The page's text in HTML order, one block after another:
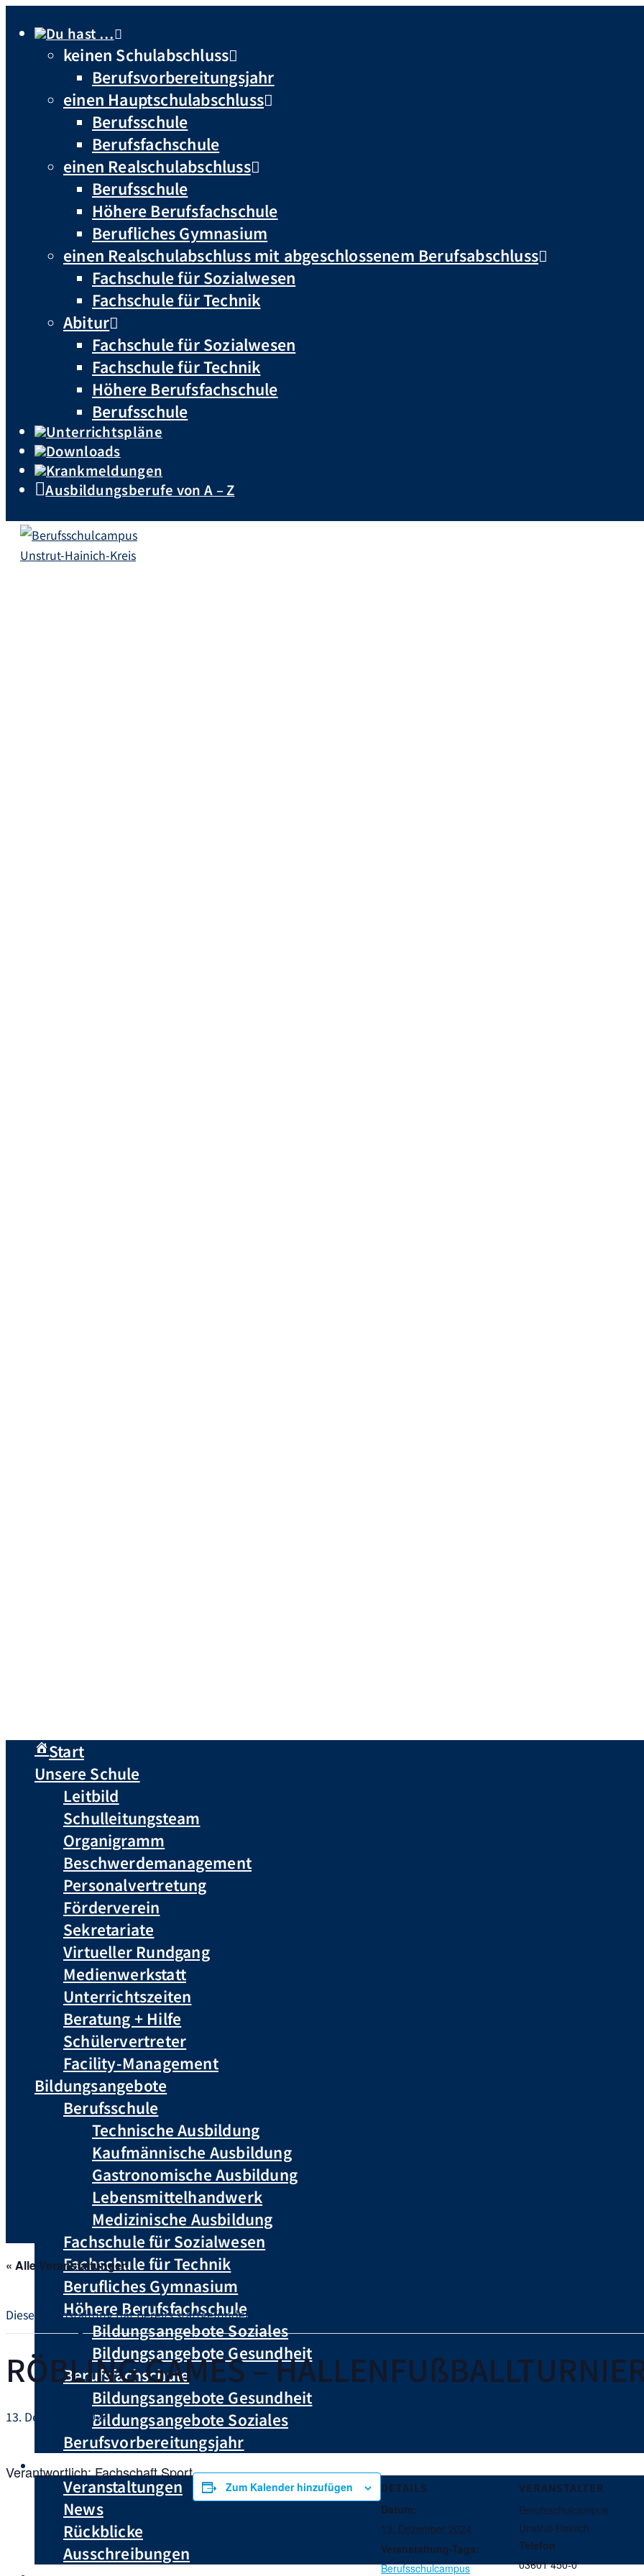
Du hast …
keinen Schulabschluss
Berufsvorbereitungsjahr
einen Hauptschulabschluss
Berufsschule
Berufsfachschule
einen Realschulabschluss
Berufsschule
Höhere Berufsfachschule
Berufliches Gymnasium
einen Realschulabschluss mit abgeschlossenem Berufsabschluss
Fachschule für Sozialwesen
Fachschule für Technik
Abitur
Fachschule für Sozialwesen
Fachschule für Technik
Höhere Berufsfachschule
Berufsschule
Unterrichtspläne
Downloads
Krankmeldungen
Ausbildungsberufe von A – Z
Start
Unsere Schule
Leitbild
Schulleitungsteam
Organigramm
Beschwerdemanagement
Personalvertretung
Förderverein
Sekretariate
Virtueller Rundgang
Medienwerkstatt
Unterrichtszeiten
Beratung + Hilfe
Schülervertreter
Facility-Management
Bildungsangebote
Berufsschule
Technische Ausbildung
Kaufmännische Ausbildung
Gastronomische Ausbildung
Lebensmittelhandwerk
Medizinische Ausbildung
Fachschule für Sozialwesen
Fachschule für Technik
Berufliches Gymnasium
Höhere Berufsfachschule
Bildungsangebote Soziales
Bildungsangebote Gesundheit
Berufsfachschule
Bildungsangebote Gesundheit
Bildungsangebote Soziales
Berufsvorbereitungsjahr
Aktuelles
Veranstaltungen
News
Rückblicke
Ausschreibungen
« Alle Veranstaltungen
Diese Veranstaltung hat bereits stattgefunden.
RÖBLING GAMES –
13. Dezember 2024
Verantwortlich: Fachschaft Sport
Zum Kalender hinzufügen
DETAILS
Datum:
13. Dezember 2024
Veranstaltung-Tags:
Berufsschulcampus
VERANSTALTER
Berufsschulcampus
Unstrut-Hainich
Telefon
03601 450-0